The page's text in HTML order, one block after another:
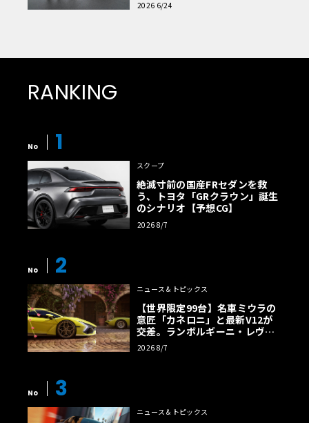
そしてシンガポールのダレン・チャンは、東京の代表的な
けの大黒埠頭や、朝の築地市場（当時）でもブラックバッ
ジのある風景を切り取っている。
2026 6/24
RANKING
No 1
スクープ
絶滅寸前の国産FRセダンを救
う、トヨタ「GRクラウン」誕生
のシナリオ【予想CG】
2026 8/7
No 2
ニュース＆トピックス
【世界限定99台】名車ミウラの
意匠「カネロニ」と最新V12が
交差。ランボルギーニ・レヴエ
ルトに60周年記念車が登場
2026 8/7
No 3
ニュース＆トピックス